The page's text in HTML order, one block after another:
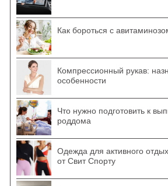
Как бороться с
Компрессионный рукав:
особенности
Что нужно подготовить к
роддома
Одежда для активного
от Свит Спорту